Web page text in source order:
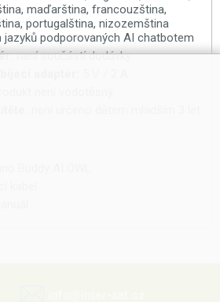
maďarština, francouzština,
portugalština, nizozemština
jazyků podporovaných AI chatbotem
není součástí dodávky